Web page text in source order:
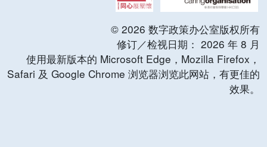
© 2026 数字政策办公室版权所有
修订／检视日期： 2026 年 8 月
使用最新版本的 Microsoft Edge，Mozilla Firefox，
Safari 及 Google Chrome 浏览器浏览此网站，有更佳的
效果。